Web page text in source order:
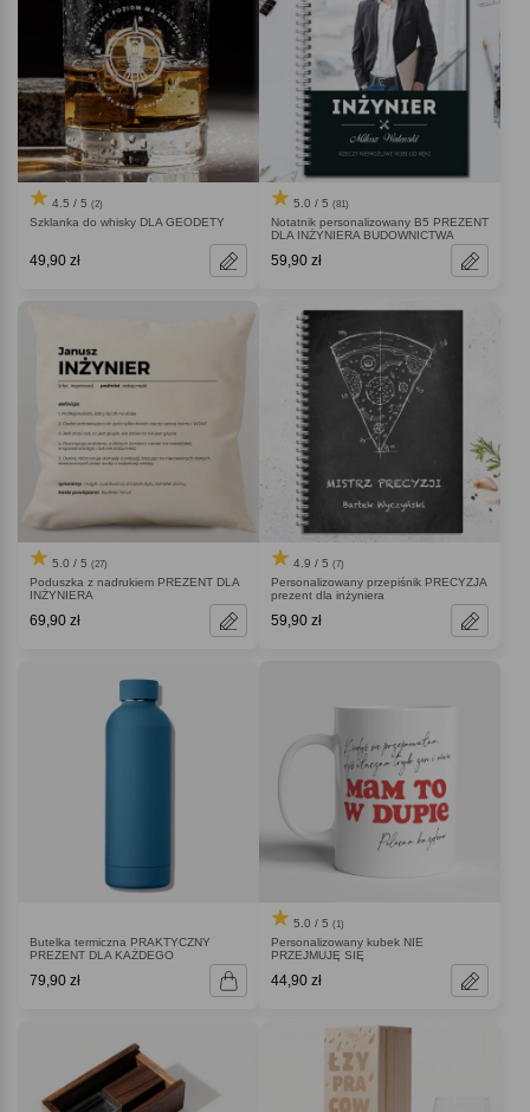
4.5 / 5 (2)
Szklanka do whisky DLA GEODETY
49,90 zł
5.0 / 5 (81)
Notatnik personalizowany B5 PREZENT
DLA INŻYNIERA BUDOWNICTWA
59,90 zł
5.0 / 5 (27)
Poduszka z nadrukiem PREZENT DLA
INŻYNIERA
69,90 zł
4.9 / 5 (7)
Personalizowany przepiśnik PRECYZJA
prezent dla inżyniera
59,90 zł
Butelka termiczna PRAKTYCZNY
PREZENT DLA KAŻDEGO
79,90 zł
5.0 / 5 (1)
Personalizowany kubek NIE
PRZEJMUJĘ SIĘ
44,90 zł